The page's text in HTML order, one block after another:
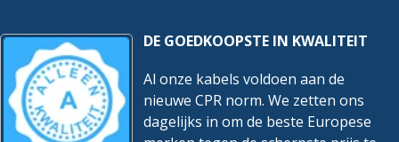
DE GOEDKOOPSTE IN KWALITEIT
Al onze kabels voldoen aan de
nieuwe CPR norm. We zetten ons
dagelijks in om de beste Europese